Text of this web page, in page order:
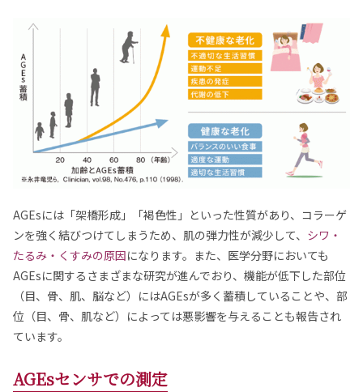
AGEsには「架橋形成」「褐色性」といった性質があり、コラーゲ
ンを強く結びつけてしまうため、肌の弾力性が減少して、 シワ・
たるみ・くすみの原因になります。また、医学分野においても
AGEsに関するさまざまな研究が進んでおり、機能が低下した部位
（目、骨、肌、脳など）にはAGEsが多く蓄積していることや、部
位（目、骨、肌など）によっては悪影響を与えることも報告され
ています。
AGEsセンサでの測定